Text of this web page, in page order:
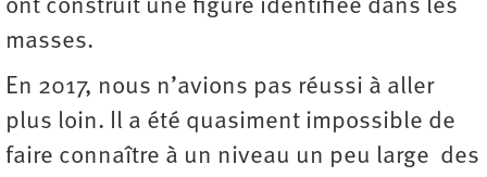
ont construit une figure identifiée dans les
masses.
En 2017, nous n’avions pas réussi à aller
plus loin. Il a été quasiment impossible de
faire connaître à un niveau un peu large des